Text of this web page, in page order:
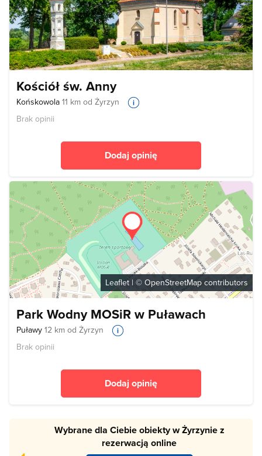
Kościół św. Anny
Końskowola 11 km od Żyrzyn
Brak opinii
Dodaj opinię
Leaflet | © OpenStreetMap contributors
Park Wodny MOSiR w Puławach
Puławy 12 km od Żyrzyn
Brak opinii
Dodaj opinię
Wybrane dla Ciebie obiekty w Żyrzynie z
rezerwacją online